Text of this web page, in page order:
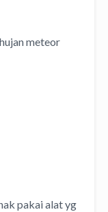
meteor
pakai alat yg